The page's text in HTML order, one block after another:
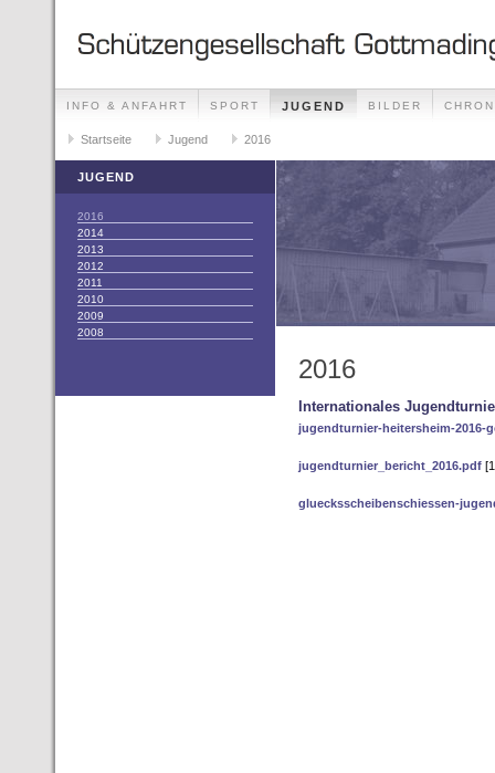
INFO & ANFAHRT SPORT JUGEND BILDER
KONTAKT DATENSCHUTZ
Startseite Jugend 2016
JUGEND
2016
2014
2013
2012
2011
2010
2009
2008
2016
Internationales
jugendturnier-heitersheim-2016-
jugendturnier_bericht_2016.pdf
gluecksscheibenschiessen-